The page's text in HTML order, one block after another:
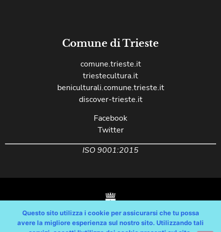
Comune di Trieste
comune.trieste.it
triestecultura.it
beniculturali.comune.trieste.it
discover-trieste.it
Facebook
Twitter
ISO 9001:2015
Questo sito utilizza i cookie per assicurarsi che tu possa
avere la migliore esperienza sul nostro sito. Utilizzando tali